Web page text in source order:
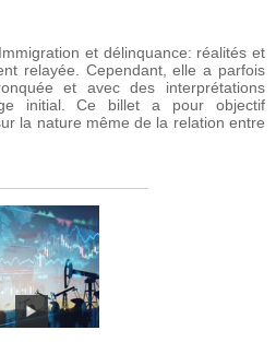
et délinquance: réalités et
relayée. Cependant, elle a parfois
et avec des interprétations
initial. Ce billet a pour objectif
la nature même de la relation entre